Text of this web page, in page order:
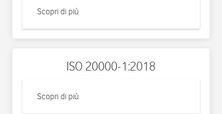
Scopri di più
ISO 20000-1:2018
Scopri di più